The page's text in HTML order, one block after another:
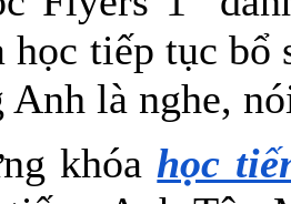
tiếp tục bổ
Anh là nghe,
khóa học